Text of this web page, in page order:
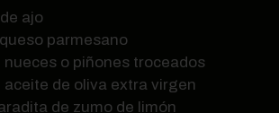
ajo
parmesano
o piñones troceados
de oliva extra virgen
de zumo de limón